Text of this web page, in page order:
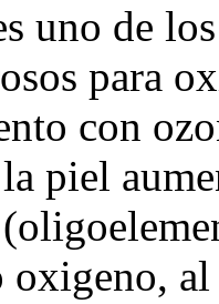
uno de
para
con
piel
oxigeno,